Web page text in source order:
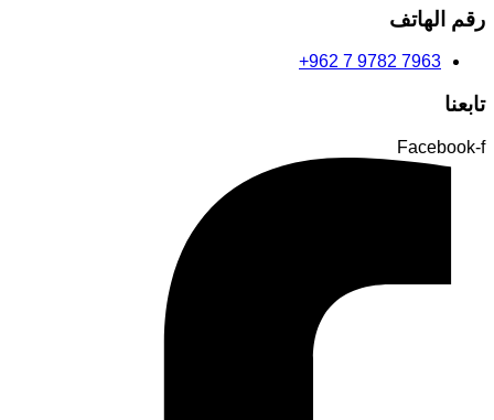
رقم الهاتف
+962 7 9782 7963
تابعنا
Facebook-f